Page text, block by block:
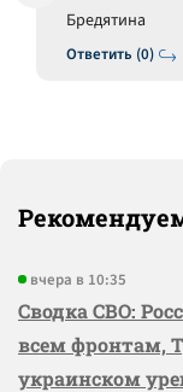
Ответить (0)
Бредятина
вчера в 10:35
Сводка СВО:
всем фронтам,
украинском